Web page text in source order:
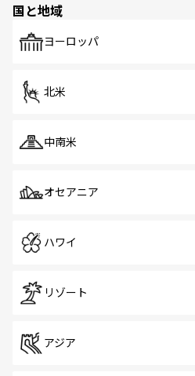
で、ホーカーズは地元の
国と地域
ヨーロッパ
北米
中南米
オセアニア
ハワイ
リゾート
アジア